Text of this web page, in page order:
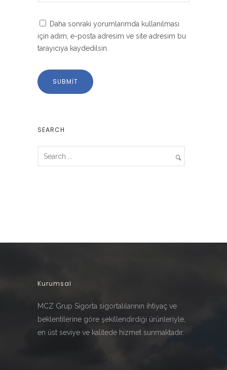
Daha sonraki yorumlarımda kullanılması
için adım, e-posta adresim ve site adresim bu
tarayıcıya kaydedilsin.
SEARCH
Kurumsal
MCZ Grup Sigorta sigortalılarının ihtiyaç ve
beklentilerine göre şekillendirdiği ürünleriyle,
en üst seviye ve kalitede hizmet sunmaktadır.